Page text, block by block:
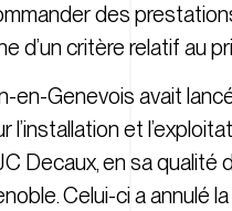
des
d’un critère relatif au
Genevois avait
et
Decaux, en sa qualité
Celui-ci a annulé